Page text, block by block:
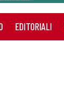
EDITORIALI